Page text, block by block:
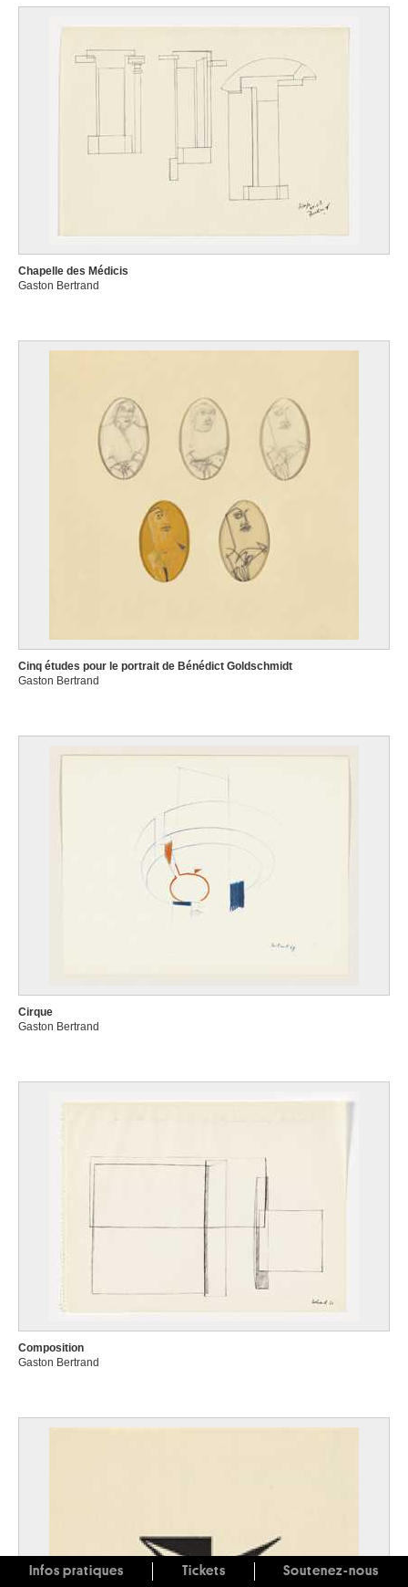
Chapelle des Médicis
Gaston Bertrand
Cinq études pour le portrait de Bénédict Goldschmidt
Gaston Bertrand
Cirque
Gaston Bertrand
Composition
Gaston Bertrand
Infos pratiques Tickets Soutenez-nous